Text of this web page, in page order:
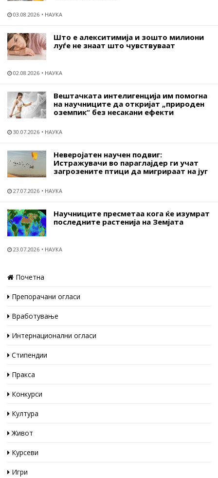
03.08.2026 НАУКА
Што е алекситимија и зошто милиони
луѓе не знаат што чувствуваат
02.08.2026 НАУКА
Вештачката интелигенција им помогна
на научниците да откријат „природен
оземпик“ без несакани ефекти
30.07.2026 НАУКА
Неверојатен научен подвиг:
Истражувачи во параглајдер ги учат
загрозените птици да мигрираат на југ
27.07.2026 НАУКА
Научниците пресметаа кога ќе изумрат
последните растенија на Земјата
23.07.2026 НАУКА
Почетна
Препорачани огласи
Вработување
Интернационални огласи
Стипендии
Пракса
Конкурси
Култура
Живот
Курсеви
Игри